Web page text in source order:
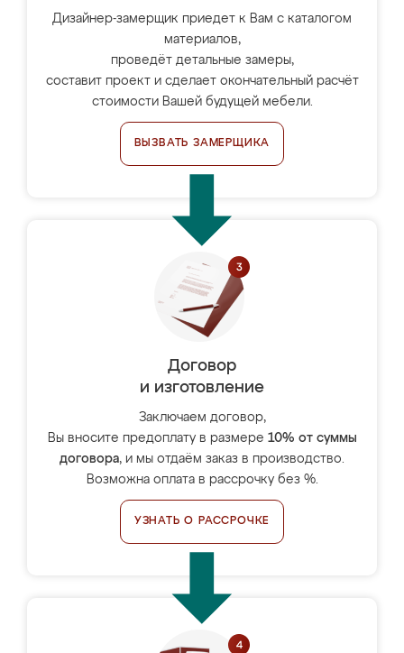
Дизайнер-замерщик приедет к Вам с каталогом
материалов,
проведёт детальные замеры,
составит проект и сделает окончательный расчёт
стоимости Вашей будущей мебели.
ВЫЗВАТЬ ЗАМЕРЩИКА
Договор
и изготовление
Заключаем договор,
Вы вносите предоплату в размере 10% от суммы
договора, и мы отдаём заказ в производство.
Возможна оплата в рассрочку без %.
УЗНАТЬ О РАССРОЧКЕ